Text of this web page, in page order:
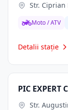
Str. Ciprian
Moto / ATV
Detalii stație
PIC EXPERT
Str.